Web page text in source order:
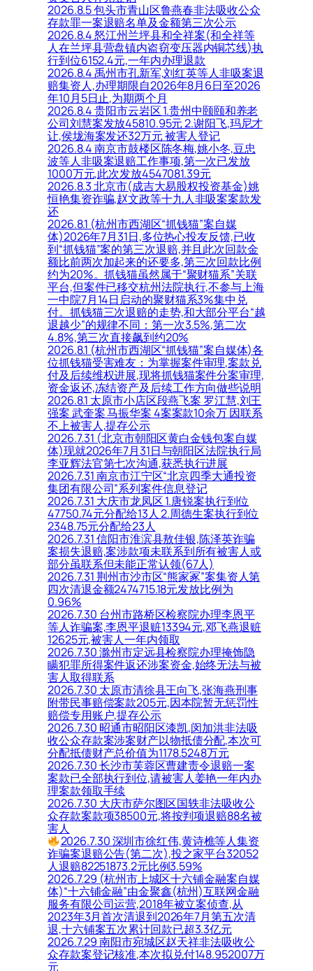
2026.8.5 包头市青山区鲁燕春非法吸收公众
存款罪一案退赔名单及金额第三次公示
2026.8.4 怒江州兰坪县和全祥案(和全祥等
人在兰坪县营盘镇内盗窃变压器内铜芯线)执
行到位6152.4元,一年内办理退款
2026.8.4 禹州市孔新军,刘红英等人非吸案退
赔集资人,办理期限自2026年8月6日至2026
年10月5日止,为期两个月
2026.8.4 贵阳市云岩区 1.贵州中颐颐和养老
公司刘慧案发放45810.95元 2.谢阳飞,玛尼才
让,侯垅海案发还32万元 被害人登记
2026.8.4 南京市鼓楼区陈冬梅,姚小冬,豆忠
波等人非吸案退赔工作事项,第一次已发放
1000万元,此次发放4547081.39元
2026.8.3 北京市(成吉大易股权投资基金)姚
恒艳集资诈骗,赵文政等十九人非吸案案款发
还
2026.8.1 (杭州市西湖区“抓钱猫”案自媒
体)2026年7月31日,多位热心投友反馈,已收
到“抓钱猫”案的第三次退赔,并且此次回款金
额比前两次加起来的还要多,第三次回款比例
约为20%。抓钱猫虽然属于“聚财猫系”关联
平台,但案件已移交杭州法院执行,不参与上海
一中院7月14日启动的聚财猫系3%集中兑
付。抓钱猫三次退赔的走势,和大部分平台“越
退越少”的规律不同：第一次3.5%,第二次
4.8%,第三次直接飙到约20%
2026.8.1 (杭州市西湖区“抓钱猫”案自媒体)各
位抓钱猫受害难友：为掌握案件审理,案款兑
付及后续维权进展,现将抓钱猫案件分案审理,
资金返还,冻结资产及后续工作方向做些说明
2026.8.1 太原市小店区段燕飞案 罗江慧,刘王
强案 武奎案 马振华案 4案案款10余万 因联系
不上被害人,提存公示
2026.7.31 (北京市朝阳区黄白金钱包案自媒
体)现就2026年7月31日与朝阳区法院执行局
李亚辉法官第七次沟通,获悉执行进展
2026.7.31 南京市江宁区“北京四季大通投资
集团有限公司”系列案件信息登记
2026.7.31 大庆市龙凤区 1.唐锐案执行到位
47750.74元分配给13人 2.周德生案执行到位
2348.75元分配给23人
2026.7.31 信阳市淮滨县敖佳银,陈泽英诈骗
案损失退赔,案涉款项未联系到所有被害人或
部分虽联系但未能正常认领(67人)
2026.7.31 荆州市沙市区“熊家冢”案集资人第
四次清退金额2474715.18元发放比例为
0.96%
2026.7.30 台州市路桥区检察院办理李恩平
等人诈骗案,李恩平退赃13394元,邓飞燕退赃
12625元,被害人一年内领取
2026.7.30 滁州市定远县检察院办理掩饰隐
瞒犯罪所得案件返还涉案资金,始终无法与被
害人取得联系
2026.7.30 太原市清徐县王向飞,张海燕刑事
附带民事赔偿案款205元,因本院暂无惩罚性
赔偿专用账户,提存公示
2026.7.30 昭通市昭阳区漆凯,闵加洪非法吸
收公众存款案涉案财产以物抵债分配,本次可
分配抵债财产总价值为1178.5248万元
2026.7.30 长沙市芙蓉区曹建责令退赔一案
案款已全部执行到位,请被害人姜艳一年内办
理案款领取手续
2026.7.30 大庆市萨尔图区国轶非法吸收公
众存款案款项38500元,将按判项退赔88名被
害人
2026.7.30 深圳市徐红伟,黄诗樵等人集资
诈骗案退赔公告(第二次),投之家平台32052
人退赔82251873.2元比例3.59%
2026.7.29 (杭州市上城区十六铺金融案自媒
体)“十六铺金融”由金聚鑫(杭州)互联网金融
服务有限公司运营,2018年被立案侦查,从
2023年3月首次清退到2026年7月第五次清
退,十六铺案五次累计回款已超3.3亿元
2026.7.29 南阳市宛城区赵天祥非法吸收公
众存款案登记核准,本次拟兑付148.952007万
元